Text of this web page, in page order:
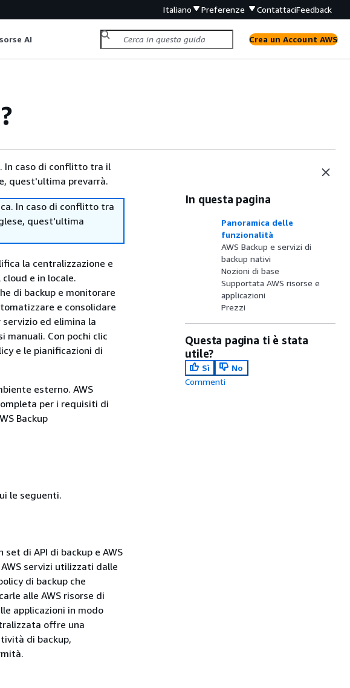
Italiano Preferenze ContattaciFeedback
AI Crea un Account AWS
In caso di conflitto tra il
quest'ultima prevarrà.
In caso di conflitto tra
quest'ultima
la centralizzazione e
e in locale.
di backup e monitorare
e consolidare
ed elimina la
manuali. Con pochi clic
e le pianificazioni di
esterno. AWS
per i requisiti di
Backup
le seguenti.
di API di backup e AWS
servizi utilizzati dalle
di backup che
alle AWS risorse di
applicazioni in modo
offre una
di backup,
In questa pagina
Panoramica delle
funzionalità
AWS Backup e servizi di
backup nativi
Nozioni di base
Supportata AWS risorse e
applicazioni
Prezzi
Questa pagina ti è stata
utile?
Sì
No
Commenti